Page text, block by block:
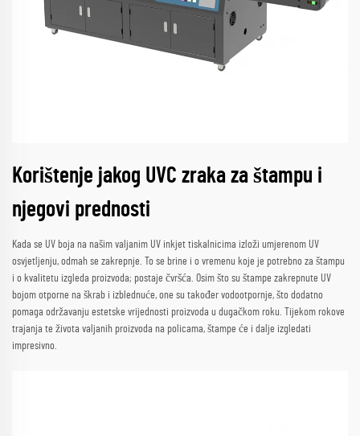
Korištenje jakog UVC zraka za štampu i
njegovi prednosti
Kada se UV boja na našim valjanim UV inkjet tiskalnicima izloži umjerenom UV
osvjetljenju, odmah se zakrepnje. To se brine i o vremenu koje je potrebno za štampu
i o kvalitetu izgleda proizvoda; postaje čvršća. Osim što su štampe zakrepnute UV
bojom otporne na škrab i izblednuće, one su također vodootpornje, što dodatno
pomaga održavanju estetske vrijednosti proizvoda u dugačkom roku. Tijekom rokove
trajanja te života valjanih proizvoda na policama, štampe će i dalje izgledati
impresivno.